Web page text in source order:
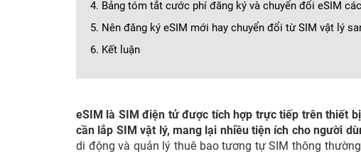
4. Bảng tóm tắt cước phí đăng ký và chuyển đổi eSIM
5. Nên đăng ký eSIM mới hay chuyển đổi từ SIM vật lý
6. Kết luận
eSIM là SIM điện tử được tích hợp trực tiếp trên thiết
cần lắp SIM vật lý, mang lại nhiều tiện ích cho người
di động và quản lý thuê bao tương tự SIM thông